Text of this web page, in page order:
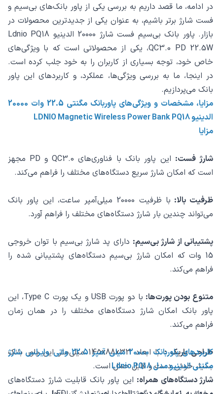
در ادامه، ما قصد داریم به بررسی یکی از پاور بانک‌های بی‌سیم و
فست شارژ برتر باشیم، به عنوان یکی از جدیدترین محصولات در
بازار. پاور بانک بی‌سیم فست شارژ 20000 الدینیو Ldnio PQ18
QC3.0 PD 22.5W، یکی از محصولاتی است که با ویژگی‌های
خاص خود، توجه بسیاری از کاربران را به خود جلب کرده است.
در اینجا، ما به بررسی ویژگی‌ها، عملکرد، و کاربردهای این پاور
بانک می‌پردازیم.
مزایا، مشخصات و ویژگی‌های پاوربانک مگنتی 22.5 وات 20000
الدینیو LDNIO Magnetic Wireless Power Bank PQ18
مزایا
شارژ فست:
این پاور بانک با فناوری‌های QC3.0 و PD مجهز
است که امکان شارژ سریع دستگاه‌های مختلف را فراهم می‌کند.
ظرفیت بالا:
با ظرفیت 20000 میلی‌آمپر ساعت، این پاور بانک
می‌تواند چندین بار شارژ دستگاه‌های مختلف را فراهم آورد.
پشتیبانی از شارژ بی‌سیم: دارای پد شارژ بی‌سیم با توان خروجی
15 وات که امکان شارژ بی‌سیم دستگاه‌های پشتیبانی شده را
فراهم می‌کند.
متنوع بودن پورت‌ها:
با دو پورت USB و یک پورت Type C، این
پاور بانک امکان شارژ دستگاه‌های مختلف را در همان زمان
فراهم می‌کند.
طراحی باریک :
با ابعاد 145x88x33 میلی‌متر این پاور بانک
بسیار خوش دست و قابل حمل است.
کاربردهای پاوربانک 20000 میلی آمپر 22.5 واتی وایرلس شارژ
مگنتی الدینیو مدل Ldnio PQ18
شارژ دستگاه‌های همراه: این پاور بانک قابلیت شارژ دستگاه‌های